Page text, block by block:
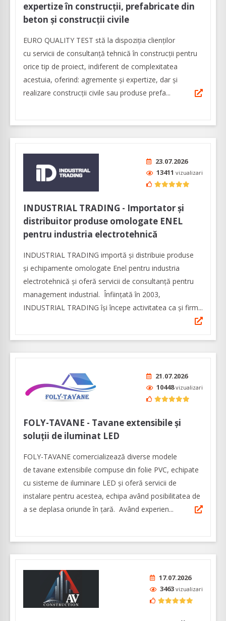
expertize în construcții, prefabricate din
beton și construcții civile
EURO QUALITY TEST stă la dispoziția clienților
cu servicii de consultanță tehnică în construcții pentru
orice tip de proiect, indiferent de complexitatea
acestuia, oferind: agremente și expertize, dar şi
realizare construcții civile sau produse prefa...
23.07.2026
13411 vizualizari
INDUSTRIAL TRADING - Importator și
distribuitor produse omologate ENEL
pentru industria electrotehnică
INDUSTRIAL TRADING importă și distribuie produse
și echipamente omologate Enel pentru industria
electrotehnică și oferă servicii de consultanță pentru
management industrial. Înfiinţată în 2003,
INDUSTRIAL TRADING îşi începe activitatea ca şi firm...
21.07.2026
10448vizualizari
FOLY-TAVANE - Tavane extensibile şi
soluţii de iluminat LED
FOLY-TAVANE comercializează diverse modele
de tavane extensibile compuse din folie PVC, echipate
cu sisteme de iluminare LED și oferă servicii de
instalare pentru acestea, echipa având posibilitatea de
a se deplasa oriunde în țară. Având experien...
17.07.2026
3463 vizualizari